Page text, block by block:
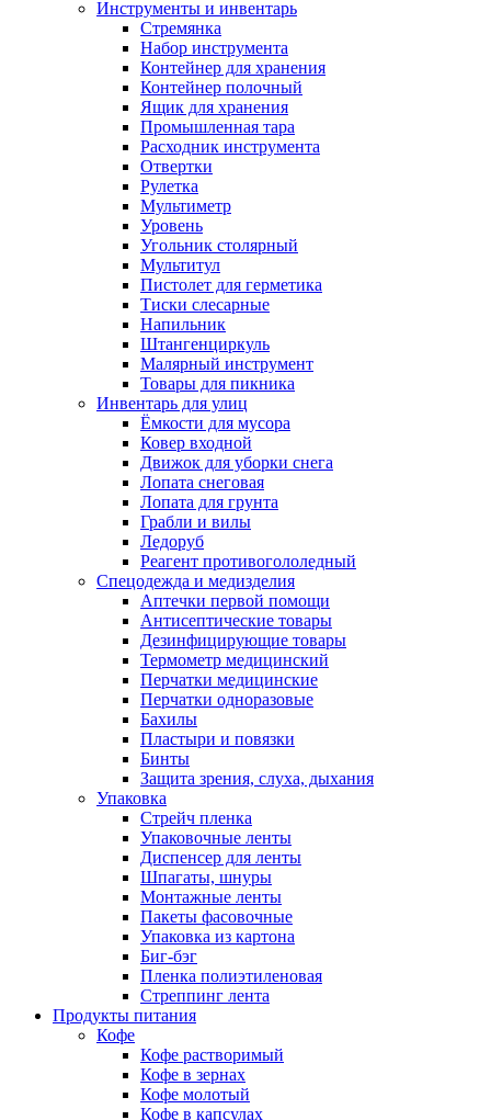
Инструменты и инвентарь
Стремянка
Набор инструмента
Контейнер для хранения
Контейнер полочный
Ящик для хранения
Промышленная тара
Расходник инструмента
Отвертки
Рулетка
Мультиметр
Уровень
Угольник столярный
Мультитул
Пистолет для герметика
Тиски слесарные
Напильник
Штангенциркуль
Малярный инструмент
Товары для пикника
Инвентарь для улиц
Ёмкости для мусора
Ковер входной
Движок для уборки снега
Лопата снеговая
Лопата для грунта
Грабли и вилы
Ледоруб
Реагент противогололедный
Спецодежда и медизделия
Аптечки первой помощи
Антисептические товары
Дезинфицирующие товары
Термометр медицинский
Перчатки медицинские
Перчатки одноразовые
Бахилы
Пластыри и повязки
Бинты
Защита зрения, слуха, дыхания
Упаковка
Стрейч пленка
Упаковочные ленты
Диспенсер для ленты
Шпагаты, шнуры
Монтажные ленты
Пакеты фасовочные
Упаковка из картона
Биг-бэг
Пленка полиэтиленовая
Стреппинг лента
Продукты питания
Кофе
Кофе растворимый
Кофе в зернах
Кофе молотый
Кофе в капсулах